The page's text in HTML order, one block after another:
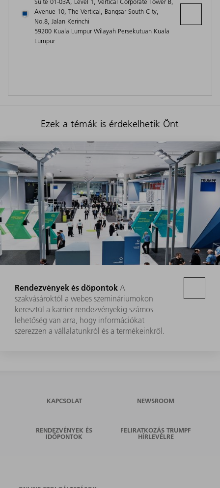
Avenue 10, The Vertical, Bangsar South City,
No.8, Jalan Kerinchi
59200 Kuala Lumpur Wilayah Persekutuan Kuala
Lumpur
Ezek a témák is érdekelhetik Önt
Rendezvények és dőpontok A
szakvásároktól a webes szemináriumokon
keresztül a karrier rendezvényekig számos
lehetőség van arra, hogy információkat
szerezzen a vállalatunkról és a termékeinkről.
KAPCSOLAT NEWSROOM
RENDEZVÉNYEK ÉS
IDŐPONTOK
FELIRATKOZÁS TRUMPF
HÍRLEVÉLRE